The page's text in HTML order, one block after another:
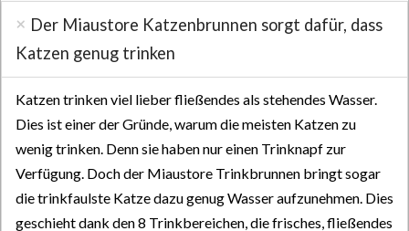
Der Miaustore Katzenbrunnen sorgt dafür, dass
Katzen genug trinken
Katzen trinken viel lieber fließendes als stehendes Wasser.
Dies ist einer der Gründe, warum die meisten Katzen zu
wenig trinken. Denn sie haben nur einen Trinknapf zur
Verfügung. Doch der Miaustore Trinkbrunnen bringt sogar
die trinkfaulste Katze dazu genug Wasser aufzunehmen. Dies
geschieht dank den 8 Trinkbereichen, die frisches, fließendes